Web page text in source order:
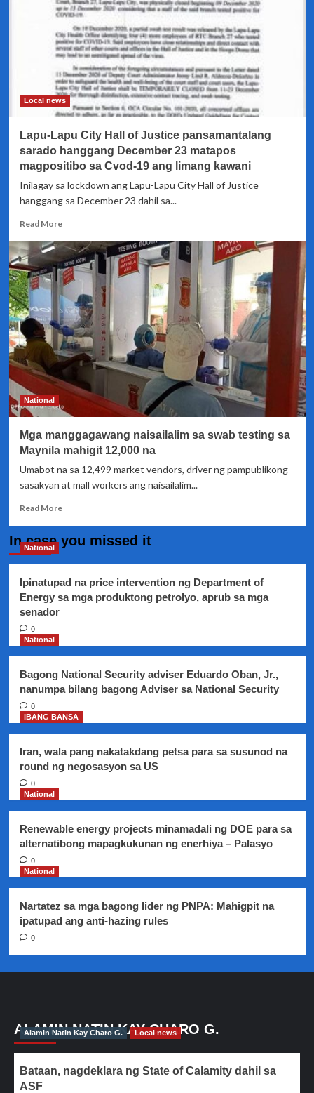
COVID-
sa
nagpapatuloy
na
Drive-
thru
swab
ng
Manila
LGU
Local news
Lapu-Lapu City Hall of Justice pansamantalang
sarado hanggang December 23 matapos
magpositibo sa Cvod-19 ang limang kawani
Inilagay sa lockdown ang Lapu-Lapu City Hall of Justice
hanggang sa December 23 dahil sa...
Read MoreRead
about
Lapu-
Lapu
City
Hall
of
Justice
pansamantalang
sarado
hanggang
December
matapos
sa
Cvod-
ang
limang
National
Mga manggagawang naisailalim sa swab testing sa
Maynila mahigit 12,000 na
Umabot na sa 12,499 market vendors, driver ng pampublikong
sasakyan at mall workers ang naisailalim...
Read MoreRead
Mga
sa
swab
na
In case you missed it
National
Ipinatupad na price intervention ng Department of
Energy sa mga produktong petrolyo, aprub sa mga
senador
0
National
Bagong National Security adviser Eduardo Oban, Jr.,
nanumpa bilang bagong Adviser sa National Security
0
IBANG BANSA
Iran, wala pang nakatakdang petsa para sa susunod na
round ng negosasyon sa US
0
National
Renewable energy projects minamadali ng DOE para sa
alternatibong mapagkukunan ng enerhiya – Palasyo
0
National
Nartatez sa mga bagong lider ng PNPA: Mahigpit na
ipatupad ang anti-hazing rules
0
ALAMIN NATIN KAY CHARO G.
Alamin Natin Kay Charo G. Local news
Bataan, nagdeklara ng State of Calamity dahil sa
ASF